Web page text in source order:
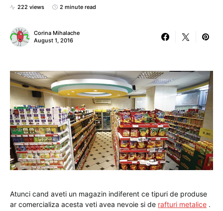
222 views 2 minute read
Corina Mihalache
August 1, 2016
Atunci cand aveti un magazin indiferent ce tipuri de produse
ar comercializa acesta veti avea nevoie si de rafturi metalice .